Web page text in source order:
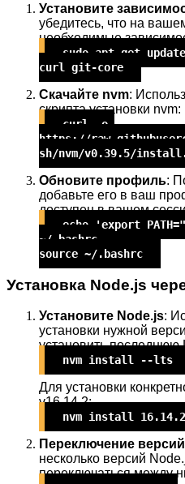
Установите
убедитесь, что на
необходимые
sudo apt-get
curl git-core
Скачайте nvm:
скрипта установки nvm:
curl -o-
https://
sh/nvm/v0.39.5/
Обновите профиль:
добавьте его в ваш
доступен в вашем
echo 'export
~/.bashrc
source ~/.bashrc
Установка Node.js
Установите Node.js:
установки нужной
установить
nvm install --lts
Для установки
v16.14.2:
nvm install 16.14.2
Переключение версий
несколько версий
переключаться между